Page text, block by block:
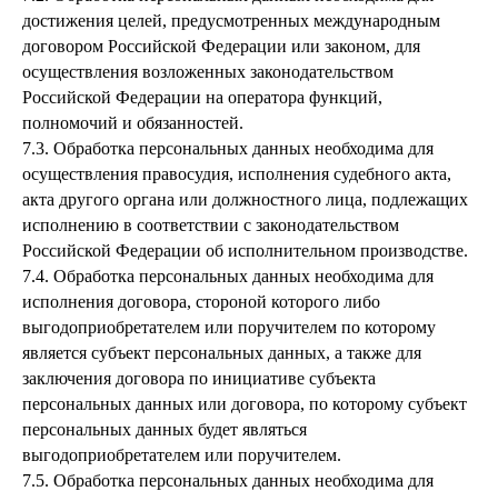
достижения целей, предусмотренных международным
договором Российской Федерации или законом, для
осуществления возложенных законодательством
Российской Федерации на оператора функций,
полномочий и обязанностей.
7.3. Обработка персональных данных необходима для
осуществления правосудия, исполнения судебного акта,
акта другого органа или должностного лица, подлежащих
исполнению в соответствии с законодательством
Российской Федерации об исполнительном производстве.
7.4. Обработка персональных данных необходима для
исполнения договора, стороной которого либо
выгодоприобретателем или поручителем по которому
является субъект персональных данных, а также для
заключения договора по инициативе субъекта
персональных данных или договора, по которому субъект
персональных данных будет являться
выгодоприобретателем или поручителем.
7.5. Обработка персональных данных необходима для